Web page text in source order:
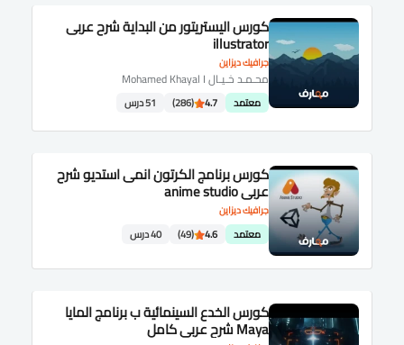
جرافيك ديزاين
كورس اليستريتور من البداية شرح عربى
illustrator
محـمـد خـيـال Mohamed Khayal I
معتمد 4.7
(286) 51 درس
جرافيك ديزاين
كورس برنامج الكرتون انمى استديو شرح
عربى anime studio
معتمد 4.6
(49) 40 درس
كورس الخدع السينمائية ب برنامج المايا
Maya شرح عربى كامل